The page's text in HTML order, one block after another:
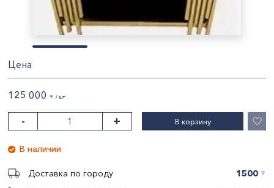
Цена
125 000 〒 / шт
- + В корзину
В наличии
Доставка по городу 1500 〒